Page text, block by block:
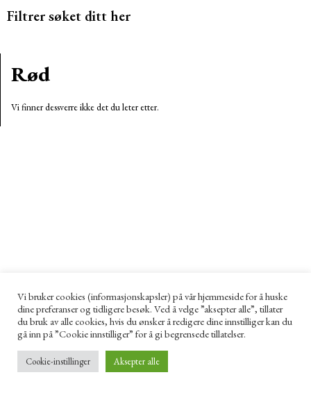
Filtrer søket ditt her
Rød
Vi finner dessverre ikke det du leter etter.
Vi bruker cookies (informasjonskapsler) på vår hjemmeside for å huske
dine preferanser og tidligere besøk. Ved å velge ”aksepter alle”, tillater
du bruk av alle cookies, hvis du ønsker å redigere dine innstilliger kan du
gå inn på ”Cookie innstilliger” for å gi begrensede tillatelser.
Cookie-instillinger Aksepter alle